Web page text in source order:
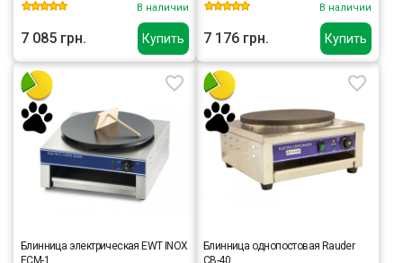
Купить
В наличии
7 085 грн. Купить
В наличии
7 176 грн.
Блинница электрическая EWT INOX
ECM-1
Блинница однопостовая Rauder
CB-40